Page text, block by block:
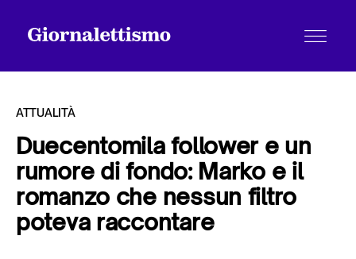
Tutti gli articoli
Chi siamo
ATTUALITÀ
Duecentomila follower e un
rumore di fondo: Marko e il
romanzo che nessun filtro
poteva raccontare